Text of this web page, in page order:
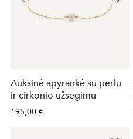
Auksinė apyrankė su perlu
ir cirkonio užsegimu
195,00 €